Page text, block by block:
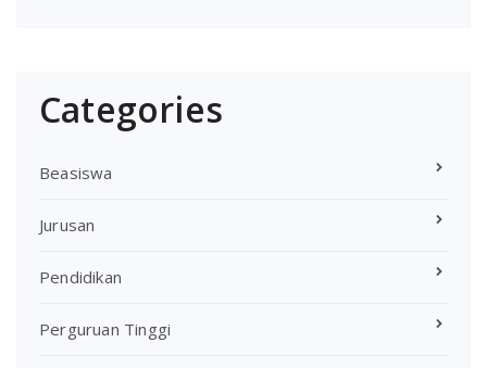
Categories
Beasiswa
Jurusan
Pendidikan
Perguruan Tinggi